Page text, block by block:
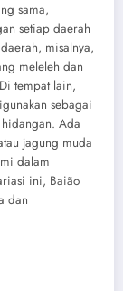
sama,
setiap daerah
misalnya,
meleleh dan
tempat lain,
sebagai
Ada
jagung muda
dalam
ini, Baião
dan